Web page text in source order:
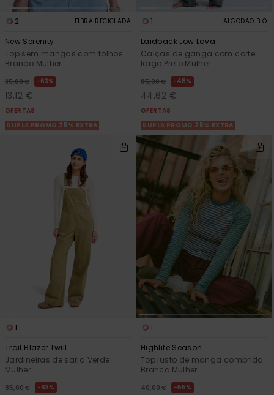
2 FIBRA RECICLADA
New Serenity
Top sem mangas com folhos
Branco Mulher
35,00 € 63%
13,12 €
OFERTAS
DUPLA PROMO 25% EXTRA
1 ALGODÃO BIO
Laidback Low Lava
Calças de ganga com corte
largo Preto Mulher
85,00 € 48%
44,62 €
OFERTAS
DUPLA PROMO 25% EXTRA
1
Trail Blazer Twill
Jardineiras de sarja Verde
Mulher
85,00 € 63%
1
Highlite Season
Top justo de manga comprida
Branco Mulher
40,00 € 55%